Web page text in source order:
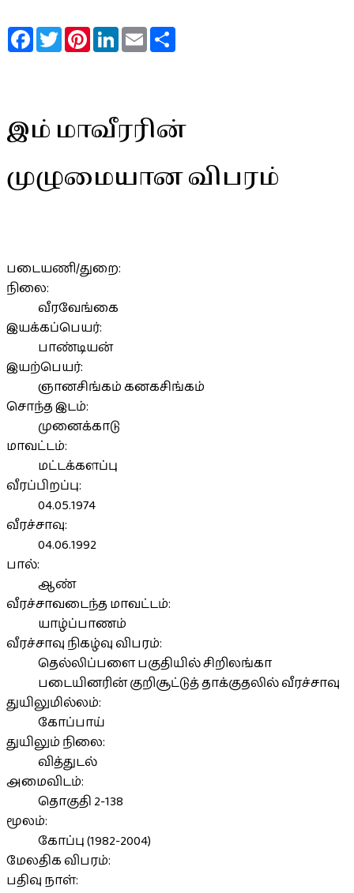
FacebookTwitterPinterestLinkedInEmail
இம் மாவீரரின்
முழுமையான விபரம்
படையணி/துறை:
நிலை:
வீரவேங்கை
இயக்கப்பெயர்:
பாண்டியன்
இயற்பெயர்:
ஞானசிங்கம் கனகசிங்கம்
சொந்த இடம்:
முனைக்காடு
மாவட்டம்:
மட்டக்களப்பு
வீரப்பிறப்பு:
04.05.1974
வீரச்சாவு:
04.06.1992
பால்:
ஆண்
வீரச்சாவடைந்த மாவட்டம்:
யாழ்ப்பாணம்
வீரச்சாவு நிகழ்வு விபரம்:
தெல்லிப்பளை பகுதியில் சிறிலங்கா
படையினரின் குறிசூட்டுத் தாக்குதலில் வீரச்சாவு
துயிலுமில்லம்:
கோப்பாய்
துயிலும் நிலை:
வித்துடல்
அமைவிடம்:
தொகுதி 2-138
மூலம்:
கோப்பு (1982-2004)
மேலதிக விபரம்:
பதிவு நாள்: